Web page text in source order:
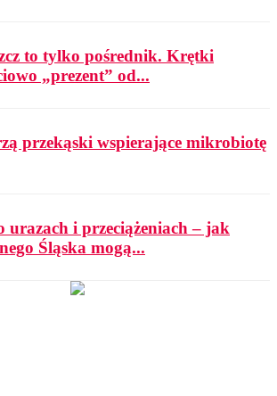
to tylko pośrednik. Krętki
„prezent” od...
przekąski wspierające mikrobiotę
urazach i przeciążeniach – jak
Śląska mogą...